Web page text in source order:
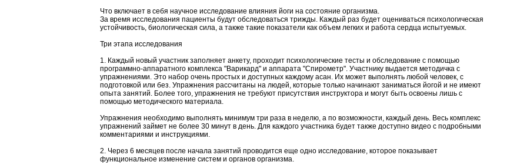
Что включает в себя научное исследование влияния йоги на состояние организма.
За время исследования пациенты будут обследоваться трижды. Каждый раз будет оцениваться психологическая
устойчивость, биологическая сила, а также такие показатели как объем легких и работа сердца испытуемых.
Три этапа исследования
1. Каждый новый участник заполняет анкету, проходит психологические тесты и обследование с помощью
программно-аппаратного комплекса "Варикард" и аппарата "Спирометр". Участнику выдается методичка с
упражнениями. Это набор очень простых и доступных каждому асан. Их может выполнять любой человек, с
подготовкой или без. Упражнения рассчитаны на людей, которые только начинают заниматься йогой и не имеют
опыта занятий. Более того, упражнения не требуют присутствия инструктора и могут быть освоены лишь с
помощью методического материала.
Упражнения необходимо выполнять минимум три раза в неделю, а по возможности, каждый день. Весь комплекс
упражнений займет не более 30 минут в день. Для каждого участника будет также доступно видео с подробными
комментариями и инструкциями.
2. Через 6 месяцев после начала занятий проводится еще одно исследование, которое показывает
функциональное изменение систем и органов организма.